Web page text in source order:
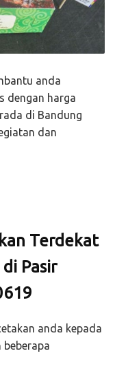
anda
dengan harga
di Bandung
dan
Terdekat
Pasir
anda kepada